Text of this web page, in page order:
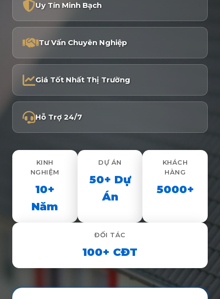
Uy Tín Minh Bạch
Tư Vấn Chuyên Nghiệp
Giá Tốt Nhất Thị Trường
Hỗ Trợ 24/7
KINH
NGHIỆM
10+
Năm
DỰ ÁN
50+ Dự
Án
KHÁCH
HÀNG
5000+
ĐỐI TÁC
100+ CĐT